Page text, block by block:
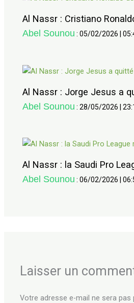
Al Nassr : Cristiano
Abel Sounou :05/02/2026 |
Al Nassr : Jorge Jesus a
Abel Sounou :28/05/2026 |
Al Nassr : la Saudi Pro
Abel Sounou :06/02/2026 |
Laisser un
Votre adresse e-mail ne sera pas